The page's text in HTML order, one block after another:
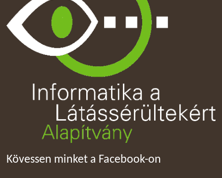
Kövessen minket a Facebook-on